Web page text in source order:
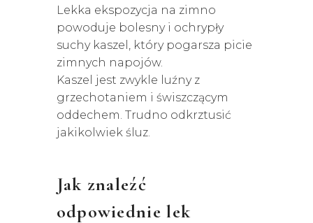
Lekka ekspozycja na zimno
powoduje bolesny i ochrypły
suchy kaszel, który pogarsza picie
zimnych napojów.
Kaszel jest zwykle luźny z
grzechotaniem i świszczącym
oddechem. Trudno odkrztusić
jakikolwiek śluz.
Jak znaleźć
odpowiednie lek